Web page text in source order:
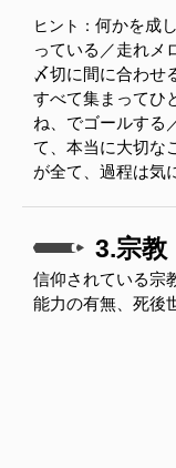
ヒント： 何かを成
っている／走れメ
〆切に間に合わせ
すべて集まってひ
ね、でゴールする
て、本当に大切な
が全て、過程は気
3.宗教
信仰されている宗
能力の有無、死後